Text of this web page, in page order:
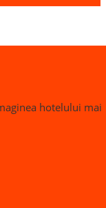
hotelului mai